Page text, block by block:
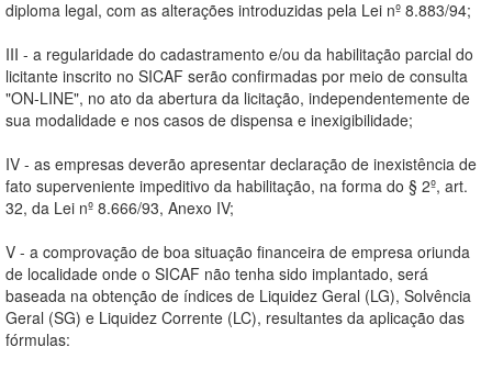
diploma legal, com as alterações introduzidas pela Lei nº 8.883/94;
III - a regularidade do cadastramento e/ou da habilitação parcial do
licitante inscrito no SICAF serão confirmadas por meio de consulta
"ON-LINE", no ato da abertura da licitação, independentemente de
sua modalidade e nos casos de dispensa e inexigibilidade;
IV - as empresas deverão apresentar declaração de inexistência de
fato superveniente impeditivo da habilitação, na forma do § 2º, art.
32, da Lei nº 8.666/93, Anexo IV;
V - a comprovação de boa situação financeira de empresa oriunda
de localidade onde o SICAF não tenha sido implantado, será
baseada na obtenção de índices de Liquidez Geral (LG), Solvência
Geral (SG) e Liquidez Corrente (LC), resultantes da aplicação das
fórmulas: